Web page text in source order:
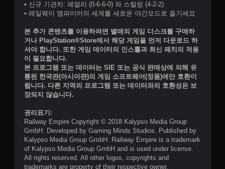
• 신규 기관차: 페얼리 (0-6-6-0) 와 스털링 (4-2-2)
• 레일웨이 엠파이어의 세계를 새로운 야간모드로 즐기세요
본 추가 콘텐츠를 이용하려면 별매의 게임 디스크를 구매하
거나 PlayStation®Store에서 해당 게임을 먼저 다운로드 하
셔야 합니다. 또한 게임 데이터의 인스톨과 최신 패치의 적용
이 필요합니다.
본 프로그램 또는 데이터는 SIE 또는 공식 판매상에 의해 유
통된 한국판(아시아판)의 게임 소프트웨어(정품)에만 호환이
됩니다. 다른 지역의 프로그램 또는 데이터와의 호환성은 보
장되지 않습니다.
권리표기:
Railway Empire Copyright © 2018 Kalypso Media Group
GmbH. Developed by Gaming Minds Studios. Published by
Kalypso Media Group GmbH. Railway Empire is a trademark
of Kalypso Media Group GmbH and is used under license.
All rights reserved. All other logos, copyrights and
trademarks are property of their respective owner.